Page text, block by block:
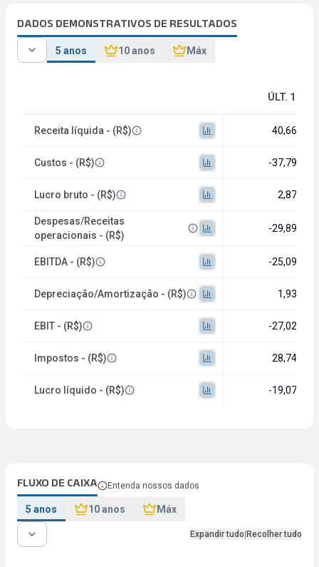
DADOS DEMONSTRATIVOS DE RESULTADOS
5 anos 10 anos Máx
ÚLT. 12M
Receita líquida - (R$) 40,66 mi
Custos - (R$) -37,79 mi
Lucro bruto - (R$) 2,87 mi
Despesas/Receitas
operacionais - (R$)
-29,89 mi
EBITDA - (R$) -25,09 mi
Depreciação/Amortização - (R$) 1,93 mi
EBIT - (R$) -27,02 mi
Impostos - (R$) 28,74 mi
Lucro líquido - (R$) -19,07 mi
FLUXO DE CAIXA Entenda nossos dados
5 anos 10 anos Máx
Expandir tudo Recolher tudo